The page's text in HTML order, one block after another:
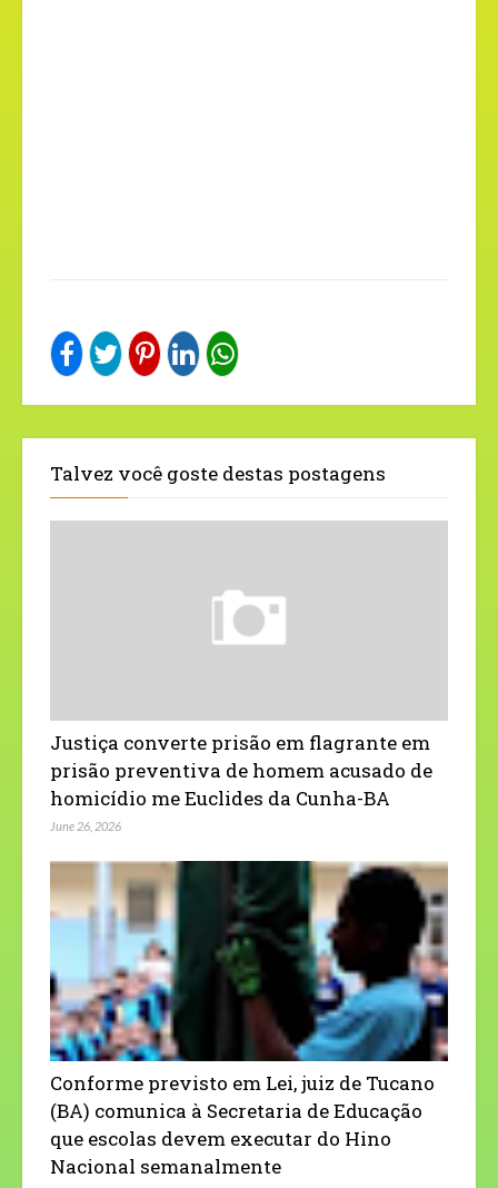
Talvez você goste destas postagens
Justiça converte prisão em flagrante em
prisão preventiva de homem acusado de
homicídio me Euclides da Cunha-BA
June 26, 2026
Conforme previsto em Lei, juiz de Tucano
(BA) comunica à Secretaria de Educação
que escolas devem executar do Hino
Nacional semanalmente